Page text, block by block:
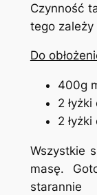
Czynność
tego
Do
400g
2
2
Wszystkie
masę.